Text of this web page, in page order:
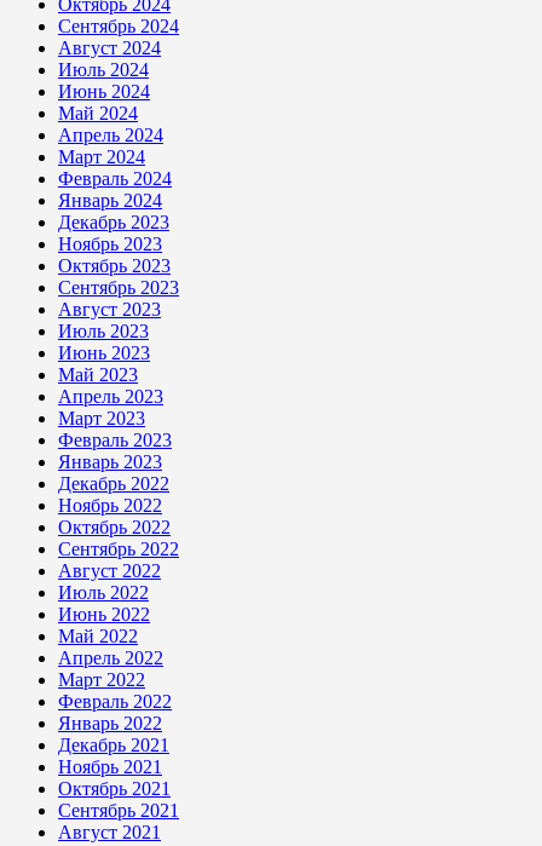
Сентябрь 2024
Август 2024
Июль 2024
Июнь 2024
Май 2024
Апрель 2024
Март 2024
Февраль 2024
Январь 2024
Декабрь 2023
Ноябрь 2023
Октябрь 2023
Сентябрь 2023
Август 2023
Июль 2023
Июнь 2023
Май 2023
Апрель 2023
Март 2023
Февраль 2023
Январь 2023
Декабрь 2022
Ноябрь 2022
Октябрь 2022
Сентябрь 2022
Август 2022
Июль 2022
Июнь 2022
Май 2022
Апрель 2022
Март 2022
Февраль 2022
Январь 2022
Декабрь 2021
Ноябрь 2021
Октябрь 2021
Сентябрь 2021
Август 2021